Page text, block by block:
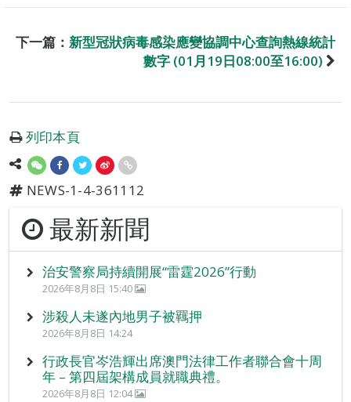
下一篇： 新型冠狀病毒感染應變協調中心查詢熱線統計
數字 (01月19日08:00至16:00)
列印本頁
NEWS-1-4-361112
最新新聞
治安警察局持續開展“雷霆2026”行動
2026年8月8日 15:40
涉殺人未遂內地男子被羈押
2026年8月8日 14:24
行政長官岑浩輝出席澳門法律工作者聯合會十周
年 – 第四屆架構成員就職典禮。
2026年8月8日 12:04